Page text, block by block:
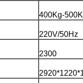
400Kg-
220V/50Hz
2300